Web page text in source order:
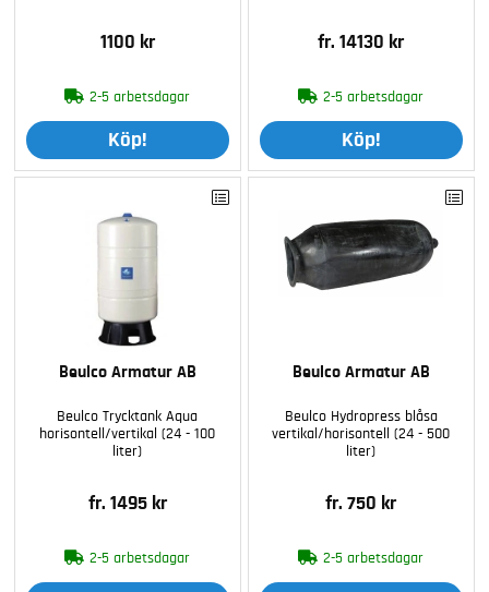
1100 kr
2-5 arbetsdagar
Köp!
fr. 14130 kr
2-5 arbetsdagar
Köp!
Beulco Armatur AB
Beulco Trycktank Aqua
horisontell/vertikal (24 - 100
liter)
fr. 1495 kr
2-5 arbetsdagar
Beulco Armatur AB
Beulco Hydropress blåsa
vertikal/horisontell (24 - 500
liter)
fr. 750 kr
2-5 arbetsdagar